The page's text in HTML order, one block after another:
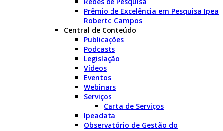
Prêmio de Excelência em Pesquisa Ipea
Roberto Campos
Central de Conteúdo
Publicações
Podcasts
Legislação
Vídeos
Eventos
Webinars
Serviços
Carta de Serviços
Ipeadata
Observatório de Gestão do